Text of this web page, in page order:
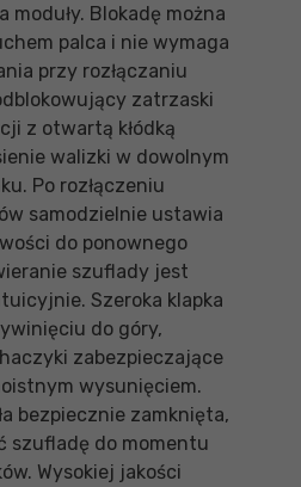
moduły. Blokadę można
palca i nie wymaga
przy rozłączaniu
zatrzaski
z otwartą kłódką
walizki w dowolnym
Po rozłączeniu
samodzielnie ustawia
do ponownego
szuflady jest
Szeroka klapka
do góry,
zabezpieczające
wysunięciem.
bezpiecznie zamknięta,
szufladę do momentu
Wysokiej jakości